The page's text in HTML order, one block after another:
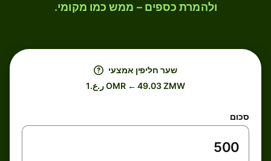
ולהמרת כספים – ממש כמו מקומי.
שער חליפין אמצעי
ر.ع.1 OMR ← 49.03 ZMW
סכום